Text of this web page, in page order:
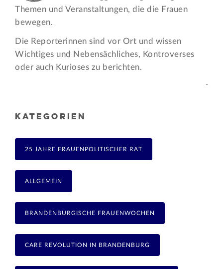
Themen und Veran­staltungen, die die Frauen
bewegen.
Die Reporterinnen sind vor Ort und wissen
Wichtiges und Nebensächliches, Kontroverses
oder auch Kurioses zu berichten.
-
KATEGORIEN
25 JAHRE FRAUENPOLITISCHER RAT
ALLGEMEIN
BRANDENBURGISCHE FRAUENWOCHEN
CARE REVOLUTION IN BRANDENBURG